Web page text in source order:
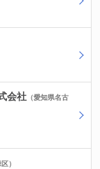
会社 （愛知県名古
）